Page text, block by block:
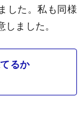
した。私も同様
ました。
るか